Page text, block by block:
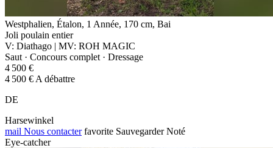
Westphalien, Étalon, 1 Année, 170 cm, Bai
Joli poulain entier
V: Diathago | MV: ROH MAGIC
Saut · Concours complet · Dressage
4 500 €
4 500 € A débattre
DE
Harsewinkel
mail Nous contacter favorite Sauvegarder Noté
Eye-catcher